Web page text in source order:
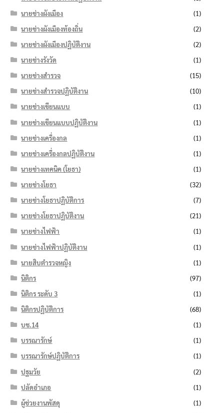
นายช่างผังเมือง
(1)
นายช่างผังเมืองท้องถิ่น
(2)
นายช่างผังเมืองปฏิบัติงาน
(2)
นายช่างรังวัด
(1)
นายช่างสำรวจ
(15)
นายช่างสำรวจปฏิบัติงาน
(10)
นายช่างเขียนแบบ
(1)
นายช่างเขียนแบบปฏิบัติงาน
(1)
นายช่างเครื่องกล
(1)
นายช่างเครื่องกลปฏิบัติงาน
(1)
นายช่างเทคนิค (โยธา)
(1)
นายช่างโยธา
(32)
นายช่างโยธาปฏิบัติการ
(7)
นายช่างโยธาปฏิบัติงาน
(21)
นายช่างไฟฟ้า
(1)
นายช่างไฟฟ้าปฏิบัติงาน
(1)
นายสิบตำรวจหญิง
(1)
นิติกร
(97)
นิติกร ระดับ 3
(1)
นิติกรปฏิบัติการ
(68)
บช.14
(1)
บรรณารักษ์
(1)
บรรณารักษ์ปฏิบัติการ
(1)
ปฐมวัย
(2)
ปลัดอำเภอ
(1)
ผู้ช่วยงานพัสดุ
(1)